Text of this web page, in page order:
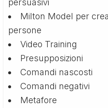
Milton Model per
persone
Video Training
Presupposizioni
Comandi nascosti
Comandi negativi
Metafore